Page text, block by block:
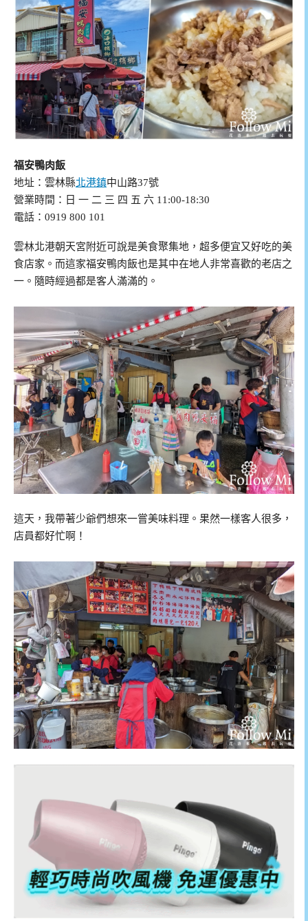
福安鴨肉飯
地址：雲林縣北港鎮中山路37號
營業時間：日 一 二 三 四 五 六 11:00-18:30
電話：0919 800 101
雲林北港朝天宮附近可說是美食聚集地，超多便宜又好吃的美
食店家。而這家福安鴨肉飯也是其中在地人非常喜歡的老店之
一。隨時經過都是客人滿滿的。
這天，我帶著少爺們想來一嘗美味料理。果然一樣客人很多，
店員都好忙啊！